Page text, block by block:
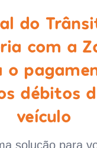
do
com a
o
débitos
veículo
solução para